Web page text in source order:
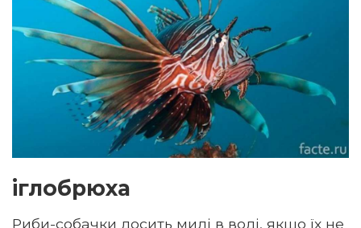
іглобрюха
Риби-собачки досить милі в воді, якщо їх не